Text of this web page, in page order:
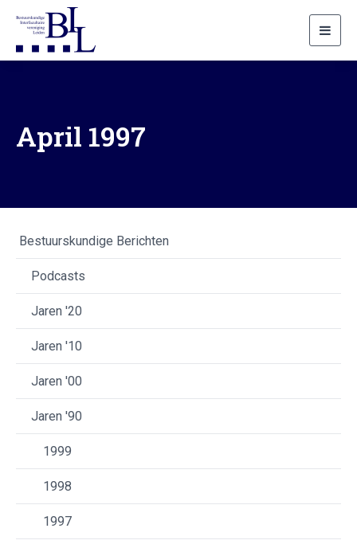
April 1997
Bestuurskundige Berichten
Podcasts
Jaren '20
Jaren '10
Jaren '00
Jaren '90
1999
1998
1997